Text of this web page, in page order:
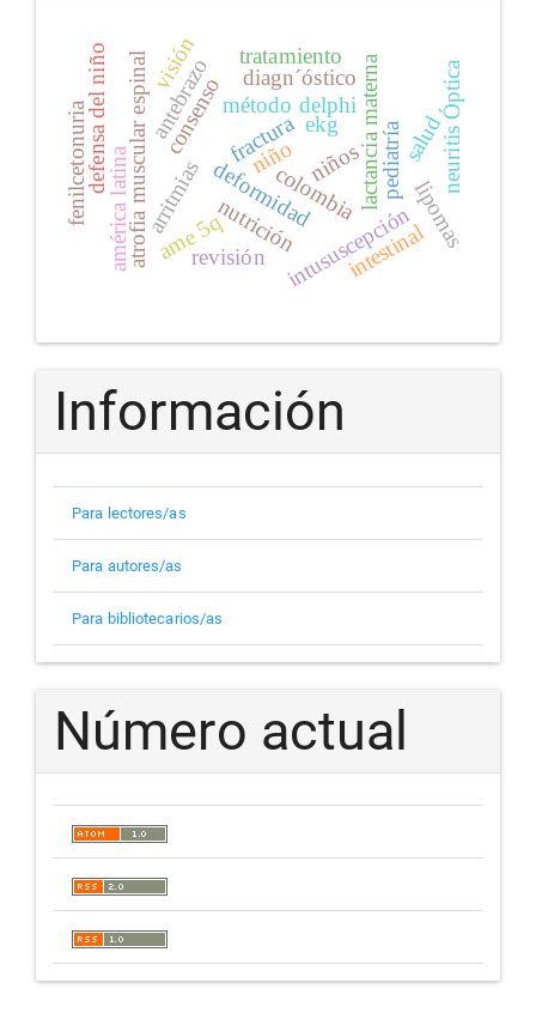
método delphi
consenso lactancia materna
nutrición
ekg
niños
arritmias
atrofia muscular espinal diagn´óstico
américa latina ame 5q intususcepción
intestinal
pediatría
defensa del niño fractura
deformidad
antebrazo
niño
lipomas
tratamiento
revisión
fenilcetonuria colombia
salud
visión neuritis Óptica
Información
Para lectores/as
Para autores/as
Para bibliotecarios/as
Número actual